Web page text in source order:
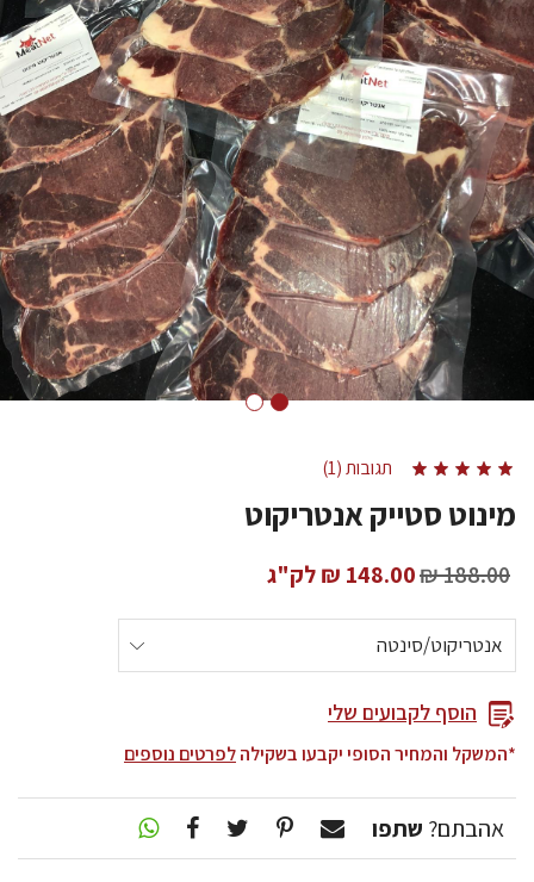
תגובות (1)
מינוט סטייק אנטריקוט
188.00 ₪
148.00 ₪ לק"ג
הוסף לקבועים שלי
*המשקל והמחיר הסופי יקבעו בשקילהלפרטים נוספים
אהבתם? שתפו